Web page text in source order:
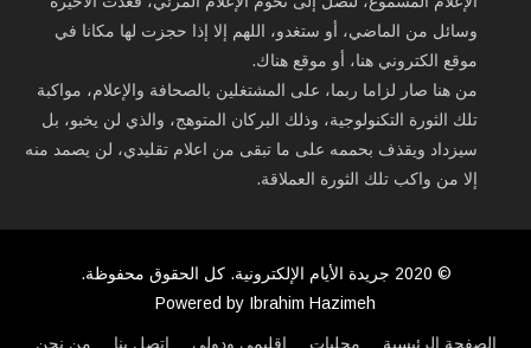
وسائل من الماضي، أو ستغدو، اللهم إلا إذا حجزت لها مكانا في
موقع الكتروني هنا، أو موقع هناك.
من هنا صار لزاما ربما، على المشتغلين بالصحافة والإعلام، مواكبة
تلك الثورة التكنولوجية، وذلك البركان المتوهج، والذي لن يخبو، بل
سيزداد ويقذف بحممه على ما تبقى من اعلام تقليدي، لن يصمد منه
إلا من واكب تلك الثورة العملاقة.
© 2020 جريدة الأيام الإلكترونية. كل الحقوق محفوظة.
Powered by Ibrahim Hazimeh
الصفحة الرئيسية محليات إقليمي ودولي اتصل بنا من نحن